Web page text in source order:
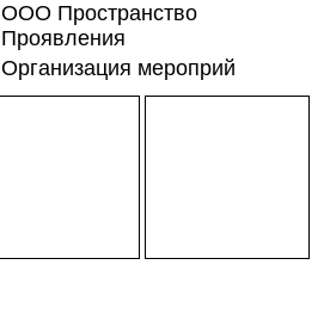
ООО Пространство
Проявления
Организация мероприй